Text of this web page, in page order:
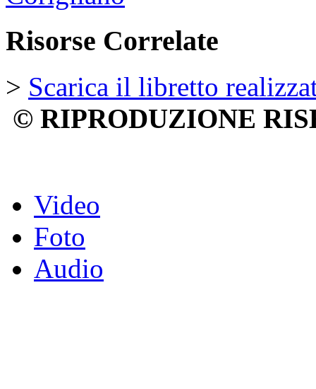
Risorse Correlate
> Scarica il libretto
© RIPRODUZIONE
Video
Foto
Audio